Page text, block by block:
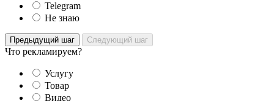
Telegram
Не знаю
Предыдущий шаг Следующий шаг
Что рекламируем?
Услугу
Товар
Видео